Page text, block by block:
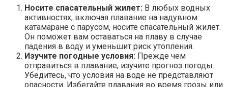
Носите спасательный жилет: В любых водных
активностях, включая плавание на надувном
катамаране с парусом, носите спасательный жилет.
Он поможет вам оставаться на плаву в случае
падения в воду и уменьшит риск утопления.
Изучите погодные условия: Прежде чем
отправиться в плавание, изучите прогноз погоды.
Убедитесь, что условия на воде не представляют
опасности. Избегайте плавания во время грозы или